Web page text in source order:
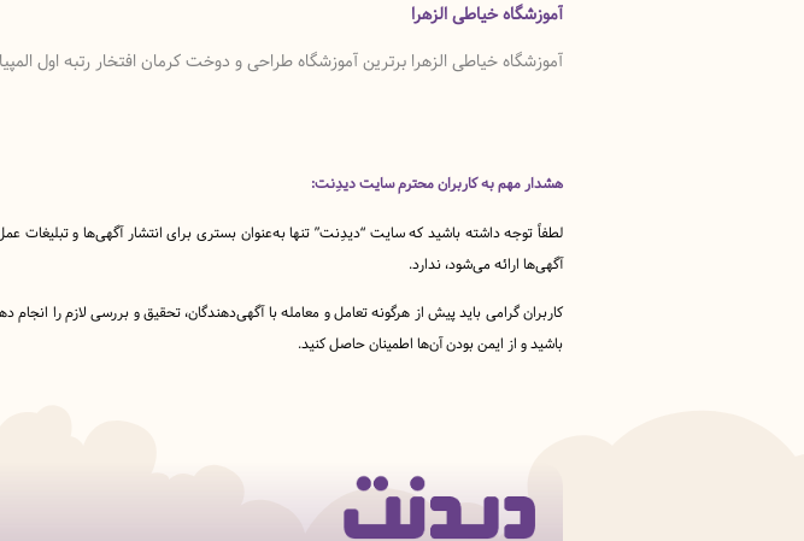
آموزشگاه خیاطی الزهرا
آموزشگاه خیاطی الزهرا برترین آموزشگاه طراحی و دوخت کرمان افتخار رتبه اول
هشدار مهم به کاربران محترم سایت دیدِنت:
لطفاً توجه داشته باشید که سایت “دیدِنت” تنها به‌عنوان بستری برای انتشار آگهی‌ها و
آگهی‌ها ارائه می‌شود، ندارد.
کاربران گرامی باید پیش از هرگونه تعامل و معامله با آگهی‌دهندگان، تحقیق و بررسی لازم را
باشید و از ایمن بودن آن‌ها اطمینان حاصل کنید.